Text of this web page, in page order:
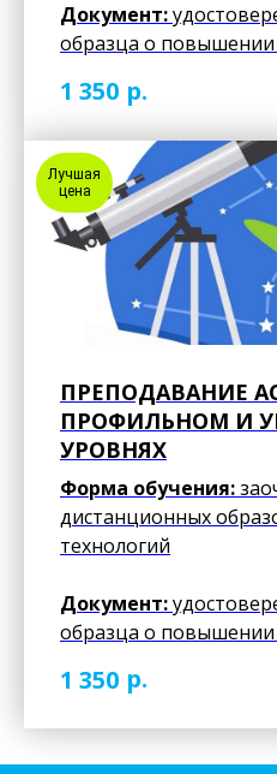
Документ:
образца о
1 350 р.
Лучшая
цена
ПРЕПОДАВАНИЕ
ПРОФИЛЬНОМ И
УРОВНЯХ
Форма обучения:
дистанционных
технологий
Документ:
образца о
1 350 р.